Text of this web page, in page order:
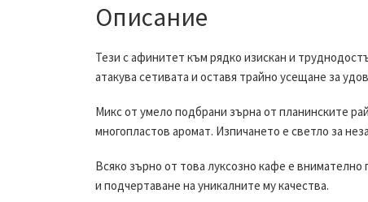
Описание
Тези с афинитет към рядко изискан и
атакува сетивата и оставя трайно усещане за
Микс от умело подбрани зърна от планинските
многопластов аромат. Изпичането е светло за
Всяко зърно от това луксозно кафе е
и подчертаване на уникалните му качества.